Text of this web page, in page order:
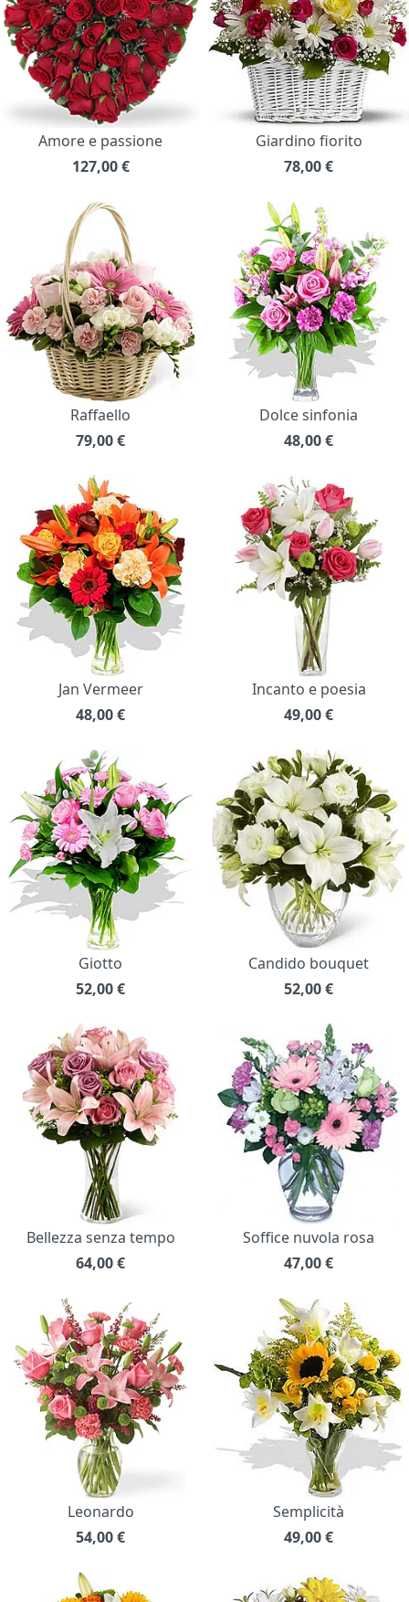
Amore e passione
127,00 €
Giardino fiorito
78,00€
Raffaello
79,00€
Dolce sinfonia
48,00€
Jan Vermeer
48,00€
Incanto e poesia
49,00€
Giotto
52,00€
Candido bouquet
52,00€
Bellezza senza tempo
64,00€
Soffice nuvola rosa
47,00€
Leonardo
54,00€
Semplicità
49,00€